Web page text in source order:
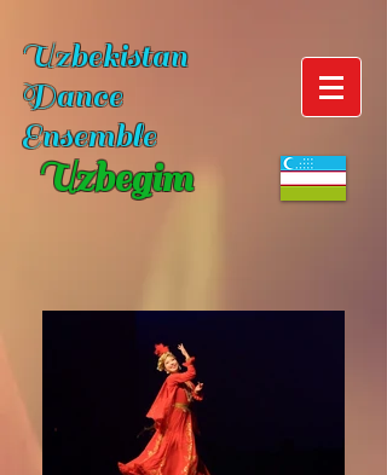
Uzbekistan
Dance
Ensemble
Uzbegim